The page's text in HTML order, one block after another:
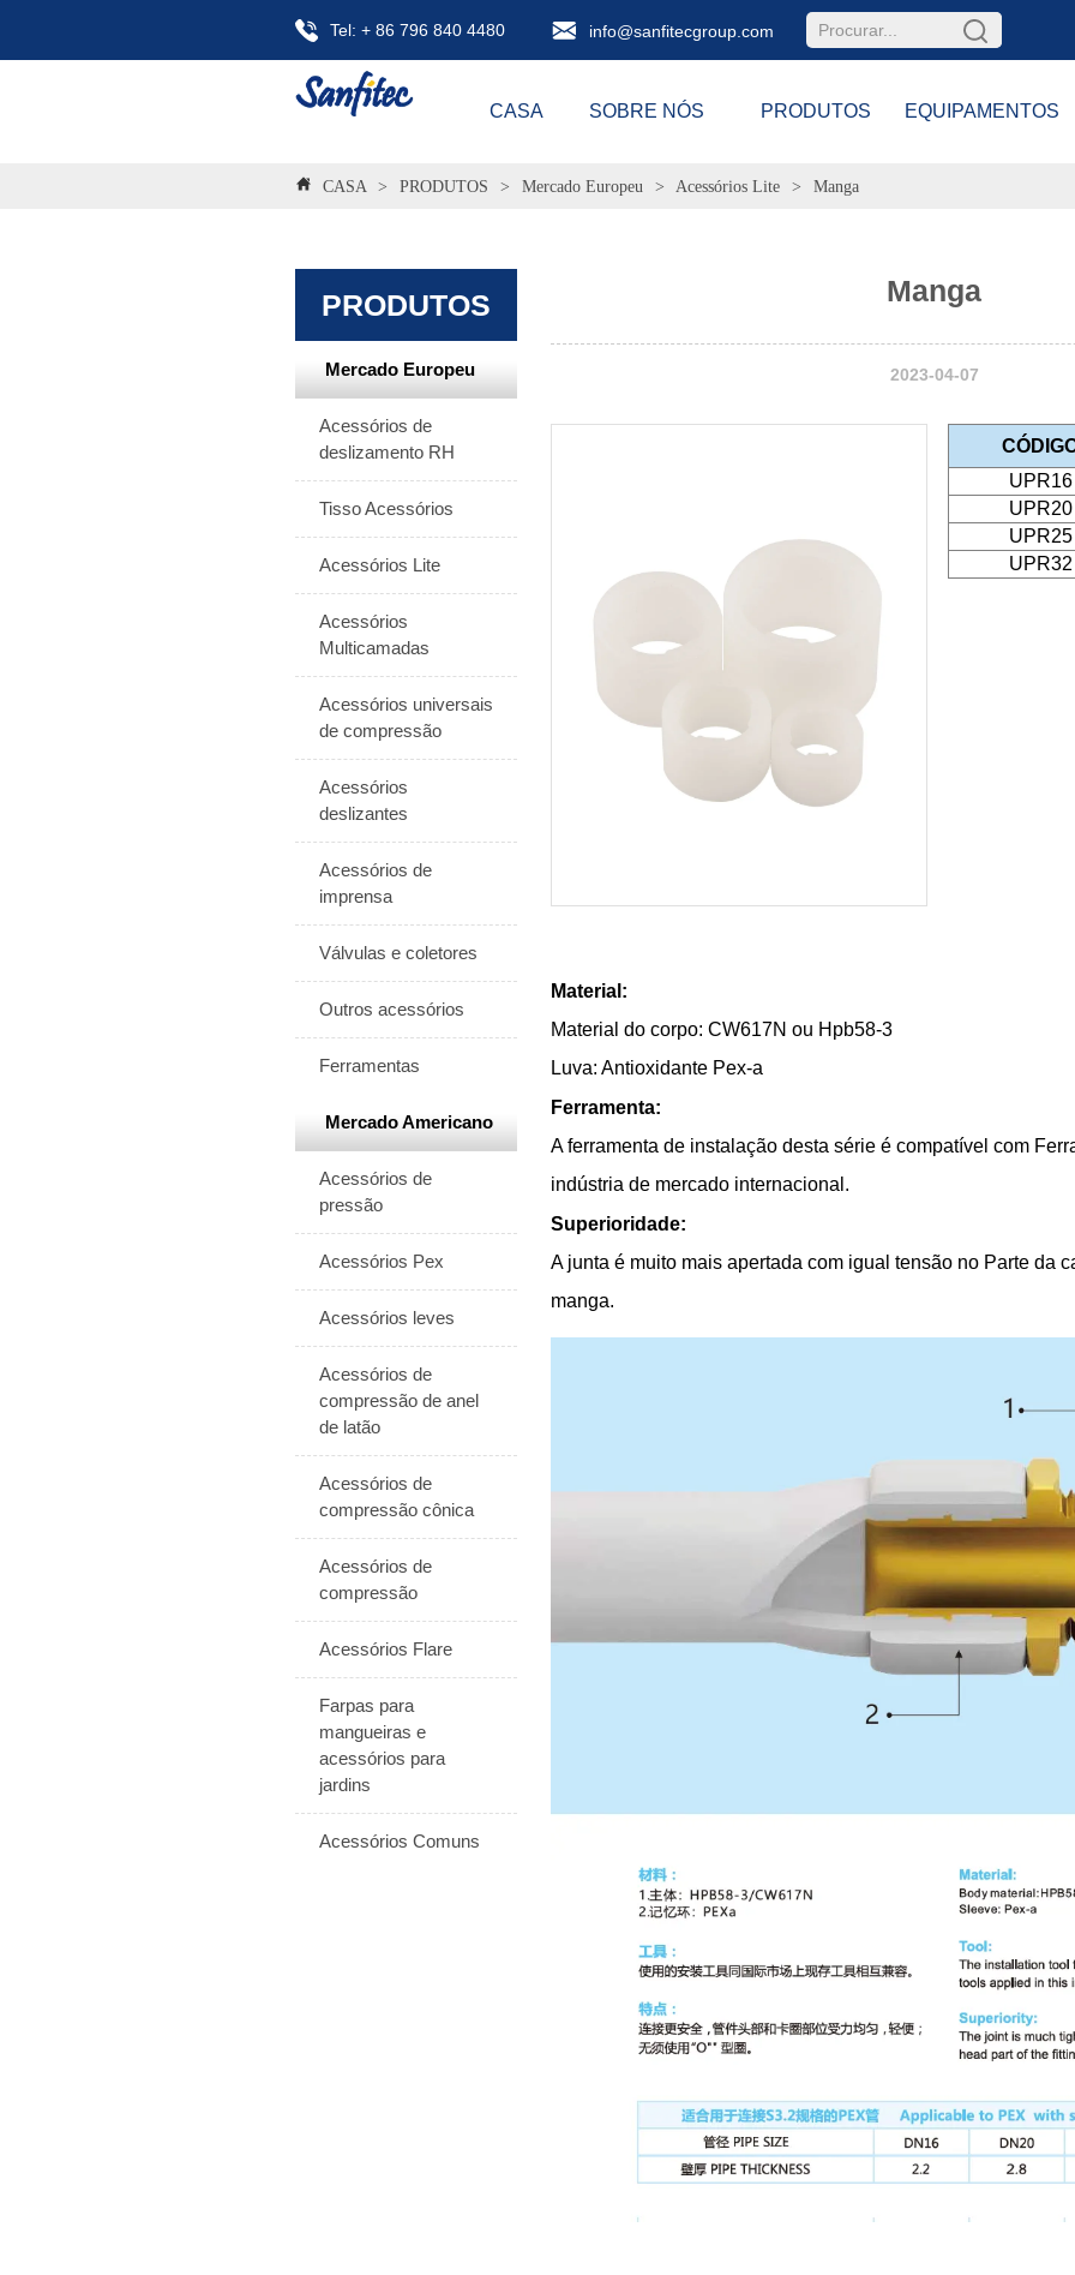
Tel: + 86 796 840 4480 info@sanfitecgroup.com
CASA SOBRE NÓS PRODUTOS EQUIPAMENTOS
CASA > PRODUTOS > Mercado Europeu > Acessórios Lite > Manga
PRODUTOS
Mercado Europeu
Acessórios de
deslizamento RH
Tisso Acessórios
Acessórios Lite
Acessórios
Multicamadas
Acessórios universais
de compressão
Acessórios
deslizantes
Acessórios de
imprensa
Válvulas e coletores
Outros acessórios
Ferramentas
Mercado Americano
Acessórios de
pressão
Acessórios Pex
Acessórios leves
Acessórios de
compressão de anel
de latão
Acessórios de
compressão cônica
Acessórios de
compressão
Acessórios Flare
Farpas para
mangueiras e
acessórios para
jardins
Acessórios Comuns
Manga
2023-04-07